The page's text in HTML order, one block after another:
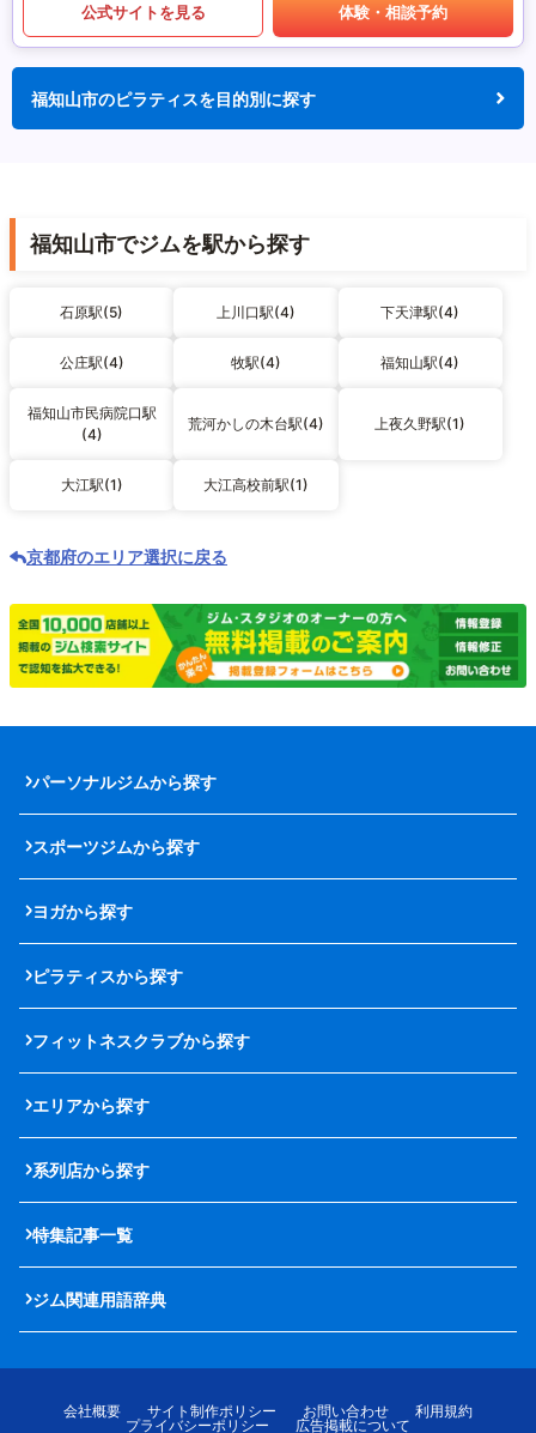
公式サイトを見る 体験・相談予約
福知山市のピラティスを目的別に探す
福知山市でジムを駅から探す
石原駅(5) 上川口駅(4) 下天津駅(4)
公庄駅(4) 牧駅(4) 福知山駅(4)
福知山市民病院口駅
(4)
荒河かしの木台駅(4) 上夜久野駅(1)
大江駅(1) 大江高校前駅(1)
京都府のエリア選択に戻る
パーソナルジムから探す
スポーツジムから探す
ヨガから探す
ピラティスから探す
フィットネスクラブから探す
エリアから探す
系列店から探す
特集記事一覧
ジム関連用語辞典
会社概要 サイト制作ポリシー お問い合わせ
利用規約
プライバシーポリシー
広告掲載について